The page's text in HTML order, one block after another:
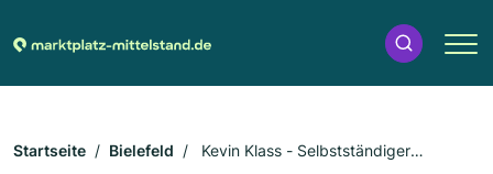
Startseite Bielefeld
Kevin Klass - Selbstständiger